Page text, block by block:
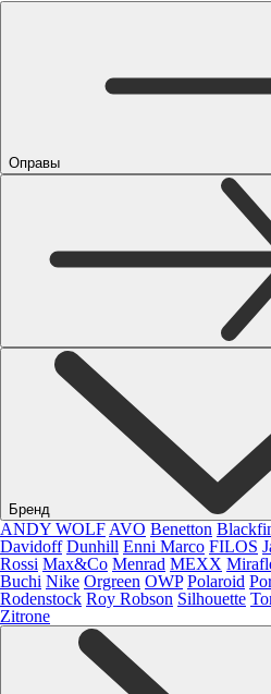
Оправы
Бренд
ANDY WOLF AVO Benetton
Davidoff Dunhill Enni Marco FILOS
Rossi Max&Co Menrad MEXX
Buchi Nike Orgreen OWP Polaroid
Rodenstock Roy Robson Silhouette
Zitrone